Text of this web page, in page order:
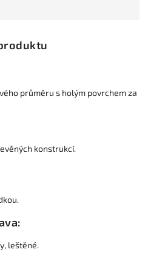
průměru s holým povrchem za
konstrukcí.
leštěné.